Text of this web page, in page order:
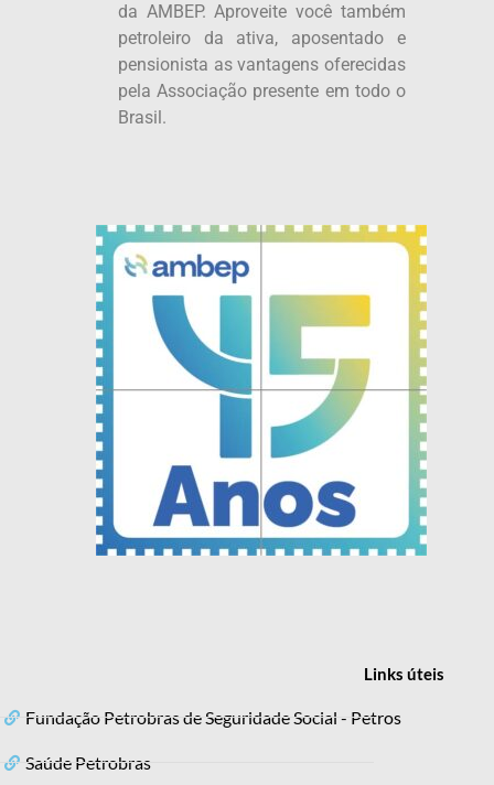
da AMBEP. Aproveite você também
petroleiro da ativa, aposentado e
pensionista as vantagens oferecidas
pela Associação presente em todo o
Brasil.
Linksúteis
Fundação Petrobras de Seguridade Social - Petros
Saúde Petrobras